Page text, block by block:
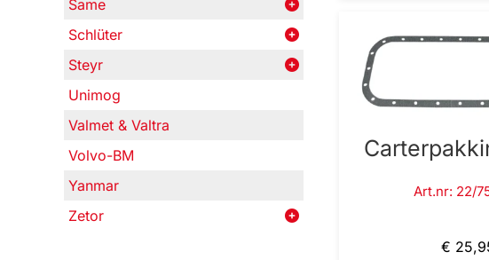
Same
Schlüter
Steyr
Unimog
Valmet & Valtra
Volvo-BM
Yanmar
Zetor
Art.nr: 22/
€